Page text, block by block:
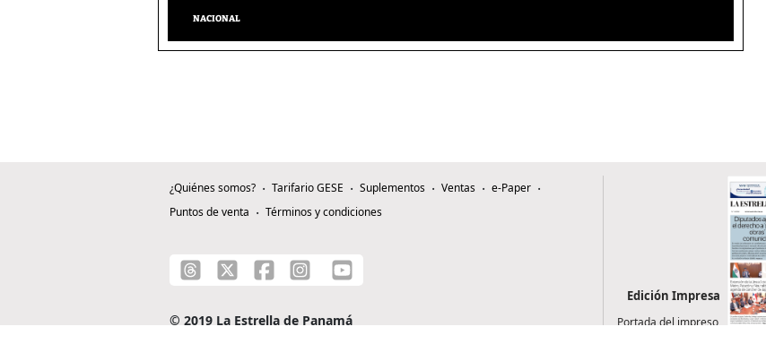
NACIONAL
¿Quiénes somos? Tarifario GESE Suplementos Ventas
e-Paper
Puntos de venta
Términos y condiciones
© 2019 La Estrella de Panamá
Edición Impresa
Portada del impreso